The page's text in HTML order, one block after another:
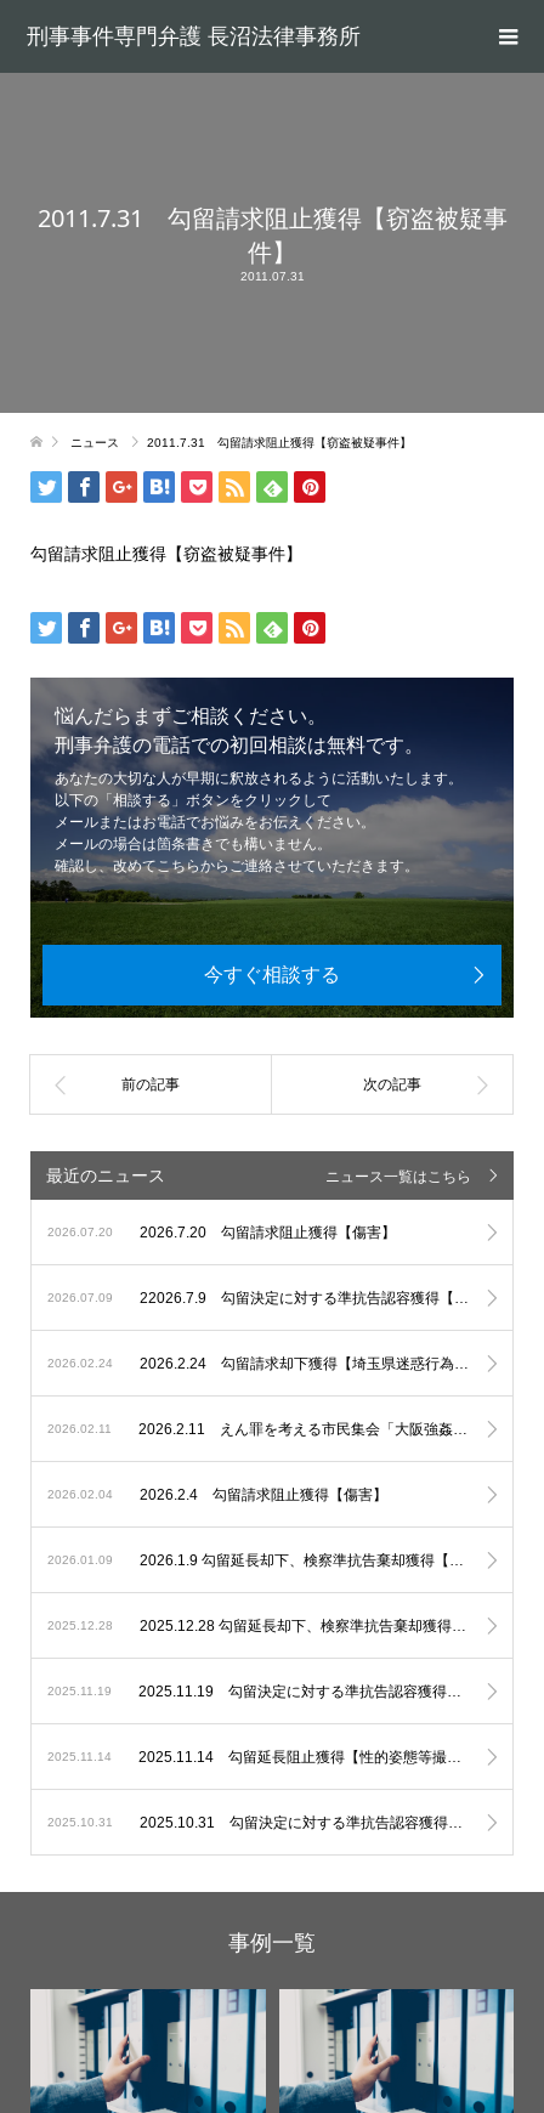
刑事事件専門弁護 長沼法律事務所
2011.7.31 勾留請求阻止獲得【窃盗被疑事
件】
2011.07.31
ニュース 2011.7.31 勾留請求阻止獲得【窃盗被疑事件】
勾留請求阻止獲得【窃盗被疑事件】
悩んだらまずご相談ください。
刑事弁護の電話での初回相談は無料です。
あなたの大切な人が早期に釈放されるように活動いたします。
以下の「相談する」ボタンをクリックして
メールまたはお電話でお悩みをお伝えください。
メールの場合は箇条書きでも構いません。
確認し、改めてこちらからご連絡させていただきます。
今すぐ相談する
最近のニュース ニュース一覧はこちら
2026.07.20 2026.7.20 勾留請求阻止獲得【傷害】
2026.07.09 22026.7.9 勾留決定に対する準抗告認容獲得【埼玉県迷惑行為防止条例違反】
2026.02.24 2026.2.24 勾留請求却下獲得【埼玉県迷惑行為防止条例違反、性的姿態等撮影】
2026.02.11 2026.2.11 えん罪を考える市民集会「大阪強姦虚偽証言事件を題材に」基調講演講師、パネルディスカッションコーディネーターとして登壇いたしました。
2026.02.04 2026.2.4 勾留請求阻止獲得【傷害】
2026.01.09 2026.1.9 勾留延長却下、検察準抗告棄却獲得【不同意性交等】
2025.12.28 2025.12.28 勾留延長却下、検察準抗告棄却獲得【未成年者誘拐】
2025.11.19 2025.11.19 勾留決定に対する準抗告認容獲得【住居侵入】
2025.11.14 2025.11.14 勾留延長阻止獲得【性的姿態等撮影】
2025.10.31 2025.10.31 勾留決定に対する準抗告認容獲得【窃盗】
事例一覧